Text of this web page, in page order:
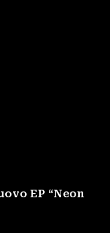
EP “Neon